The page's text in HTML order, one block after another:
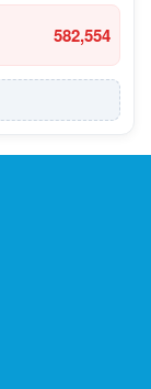
582,554